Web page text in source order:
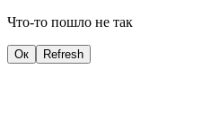
Что-то пошло не так
Ок Refresh